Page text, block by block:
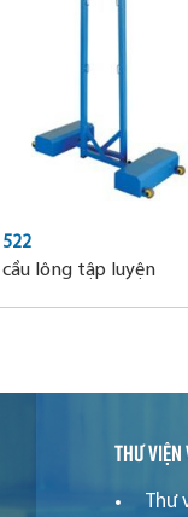
cầu lông tập luyện
Thư
Thư